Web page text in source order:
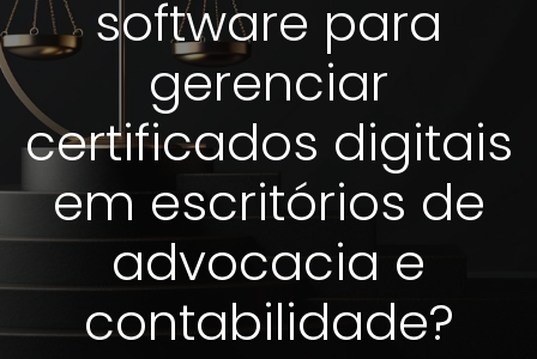
software para
gerenciar
certificados digitais
em escritórios de
advocacia e
contabilidade?